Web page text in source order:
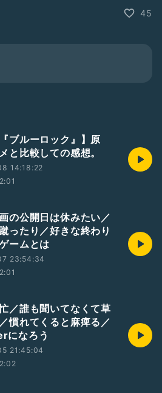
45
『ブルーロック』】原
と比較しての感想。
14:18:22
の公開日は休みたい／
ったり／好きな終わり
ームとは
23:54:34
／誰も聞いてなくて草
慣れてくると麻痺る／
になろう
21:45:04